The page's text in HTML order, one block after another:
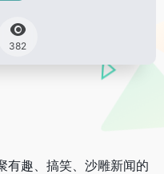
382
有趣、搞笑、沙雕新闻的